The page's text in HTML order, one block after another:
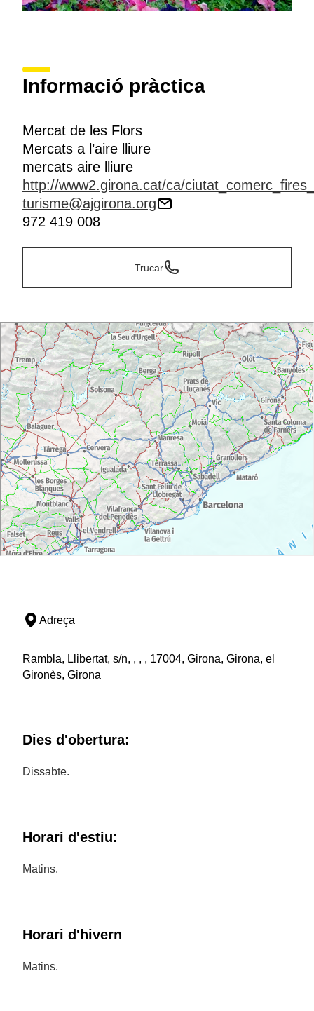
Informació pràctica
Mercat de les Flors
Mercats a l’aire lliure
mercats aire lliure
http://www2.girona.cat/ca/
turisme@ajgirona.org
972 419 008
Trucar
Adreça
Rambla, Llibertat, s/n, , , , 17004, Girona, Girona, el
Gironès, Girona
Dies d'obertura:
Dissabte.
Horari d'estiu:
Matins.
Horari d'hivern
Matins.